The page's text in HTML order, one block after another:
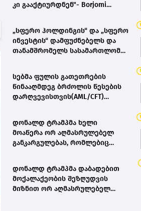
კი გააქტიურდნენ"- Borjomi
„სფერო ჰოლდინგის“ და „სფერო
ინვესტის“ დამფუძნებელს და
თანამშრომელს სასამართლომ
სებმა ფულის გათეთრების
წინააღმდეგ ბრძოლის წესების
დარღვევისთვის(AML/CFT)
დონალდ ტრამპმა ხელი
მოაწერა ორ აღმასრულებელ
განკარგულებას, რომლებიც
შეზღუდვას
დონალდ ტრამპმა დაბადებით
მოქალაქეობის შეზღუდვის
მიზნით ორ აღმასრულებელ